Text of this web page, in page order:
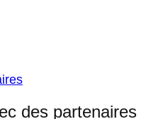
des partenaires